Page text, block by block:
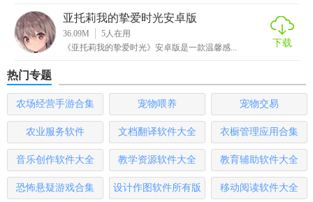
3. 社区管理：设有严格的社区管理规则，维护良好的社区秩
序和氛围。
4. 安全性高：采用先进的加密技术和安全防护措施，保障用
户的信息安全和隐私保护。
【亚托动漫安卓版推荐】
如果你是一位动漫爱好者，想要随时随地观看高清动漫作
品、获取最新动漫资讯、参与动漫社区的讨论，那么亚托动
漫安卓版绝对是你的不二之选。快来下载体验吧！
亚托莉我的挚爱时光安卓版
36.09M 5人在用
《亚托莉我的挚爱时光》安卓版是一款温馨感...
下载
热门专题
农场经营手游合集 宠物喂养 宠物交易
农业服务软件 文档翻译软件大全 衣橱管理应用合集
音乐创作软件大全 教学资源软件大全 教育辅助软件大全
恐怖悬疑游戏合集
设计作图软件所有版
移动阅读软件大全